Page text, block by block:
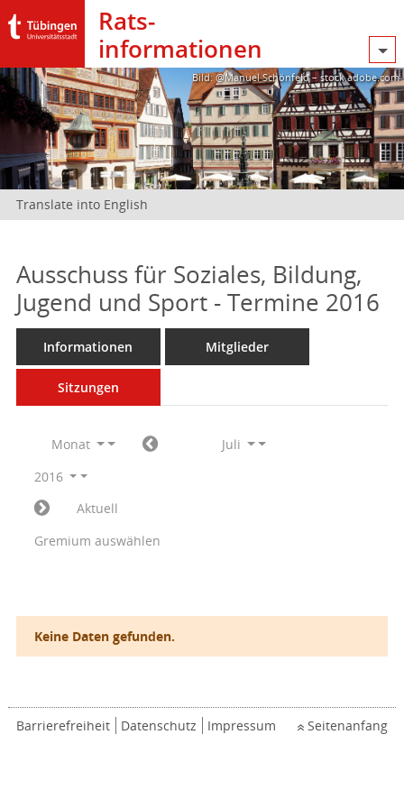
Rats­
informationen
Bild: @Manuel Schönfeld – stock.adobe.com
Translate into English
Ausschuss für Soziales, Bildung,
Jugend und Sport - Termine 2016
Informationen Mitglieder
Sitzungen
Monat
Juli
2016
Aktuell
Gremium auswählen
Keine Daten gefunden.
Barrierefreiheit Datenschutz Impressum Seitenanfang